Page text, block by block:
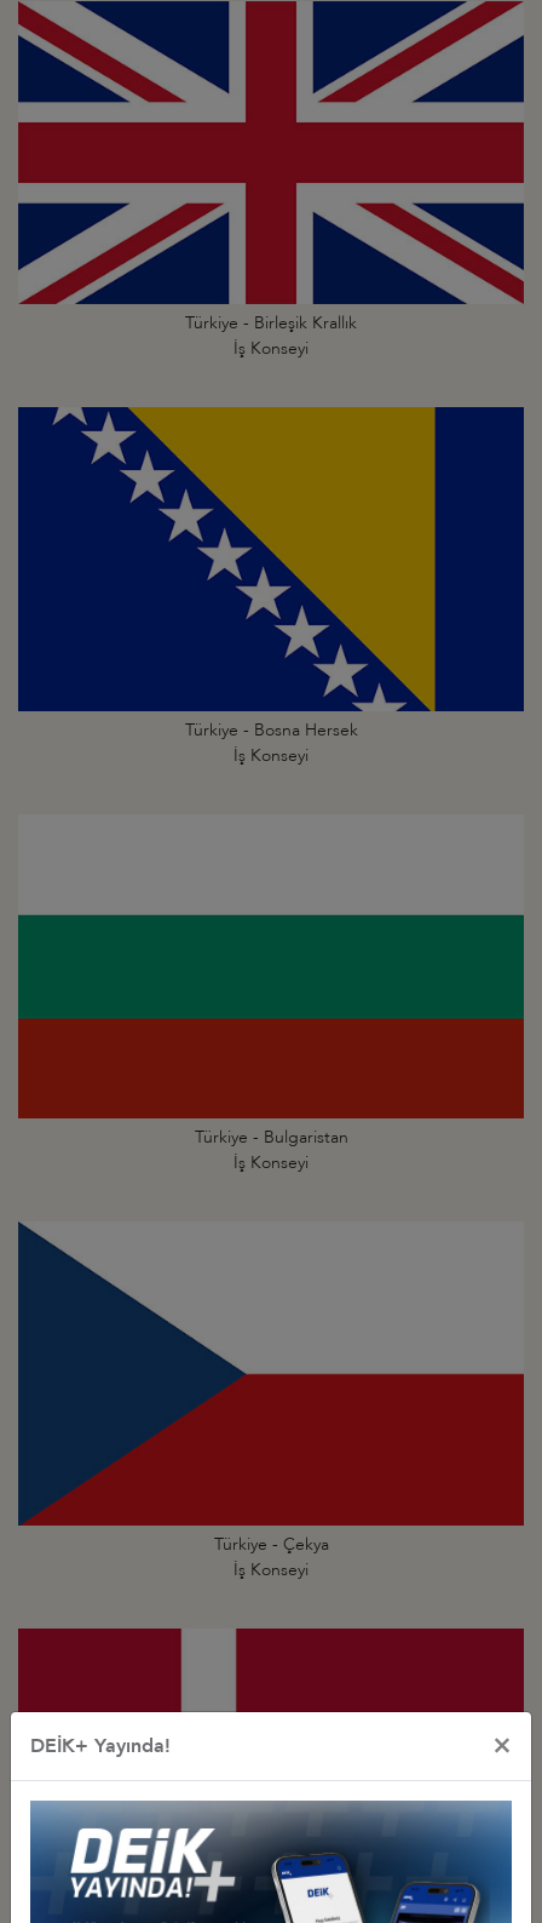
Türkiye - Birleşik Krallık
İş Konseyi
Türkiye - Bosna Hersek
İş Konseyi
Türkiye - Bulgaristan
İş Konseyi
Türkiye - Çekya
İş Konseyi
DEİK+ Yayında! ×